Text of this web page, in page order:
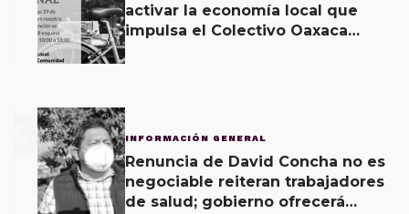
activar la economía local que
impulsa el Colectivo Oaxaca
3 INFORMACIÓN GENERAL
Renuncia de David Concha no es
negociable reiteran trabajadores
de salud; gobierno ofrecerá